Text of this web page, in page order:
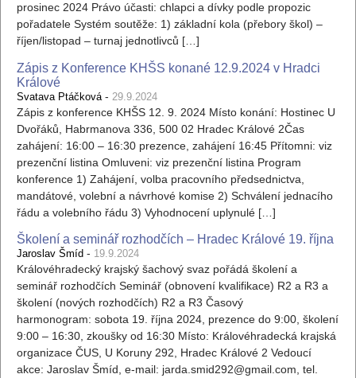
prosinec 2024 Právo účasti: chlapci a dívky podle propozic
pořadatele Systém soutěže: 1) základní kola (přebory škol) –
říjen/listopad – turnaj jednotlivců […]
Zápis z Konference KHŠS konané 12.9.2024 v Hradci
Králové
Svatava Ptáčková - 29.9.2024
Zápis z konference KHŠS 12. 9. 2024 Místo konání: Hostinec U
Dvořáků, Habrmanova 336, 500 02 Hradec Králové 2Čas
zahájení: 16:00 – 16:30 prezence, zahájení 16:45 Přítomni: viz
prezenční listina Omluveni: viz prezenční listina Program
konference 1) Zahájení, volba pracovního předsednictva,
mandátové, volební a návrhové komise 2) Schválení jednacího
řádu a volebního řádu 3) Vyhodnocení uplynulé […]
Školení a seminář rozhodčích – Hradec Králové 19. října
Jaroslav Šmíd - 19.9.2024
Královéhradecký krajský šachový svaz pořádá školení a
seminář rozhodčích Seminář (obnovení kvalifikace) R2 a R3 a
školení (nových rozhodčích) R2 a R3 Časový
harmonogram: sobota 19. října 2024, prezence do 9:00, školení
9:00 – 16:30, zkoušky od 16:30 Místo: Královéhradecká krajská
organizace ČUS, U Koruny 292, Hradec Králové 2 Vedoucí
akce: Jaroslav Šmíd, e-mail: jarda.smid292@gmail.com, tel.